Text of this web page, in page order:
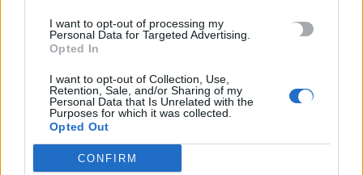
I want to opt-out of processing my
Personal Data for Targeted Advertising.
Opted In
I want to opt-out of Collection, Use,
Retention, Sale, and/or Sharing of my
Personal Data that Is Unrelated with the
Purposes for which it was collected.
Opted Out
CONFIRM
ΑΑΔΕ: Άνοιξε εκ νέου η πλατφόρμα για τη νέα Ενιαία Αίτηση
Ενίσχυσης 2026
8 Αυγούστου, 2026
Χωρίς ενεργό μέτωπο η φωτιά στη Σητεία – Σε κατάσταση
Red Code σήμερα η Κρήτη